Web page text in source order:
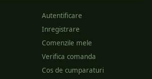
Autentificare
Inregistrare
Comenzile mele
Verifica comanda
Cos de cumparaturi